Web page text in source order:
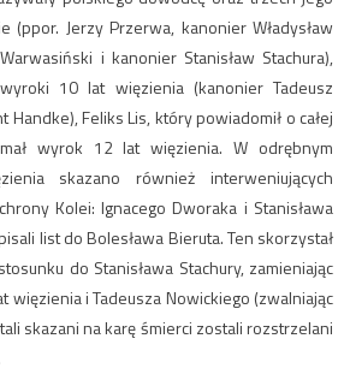
(ppor. Jerzy Przerwa, kanonier Władysław
i kanonier Stanisław Stachura),
10 lat więzienia (kanonier Tadeusz
Handke), Feliks Lis, który powiadomił o całej
wyrok 12 lat więzienia. W odrębnym
skazano również interweniujących
Kolei: Ignacego Dworaka i Stanisława
list do Bolesława Bieruta. Ten skorzystał
do Stanisława Stachury, zamieniając
więzienia i Tadeusza Nowickiego (zwalniając
skazani na karę śmierci zostali rozstrzelani